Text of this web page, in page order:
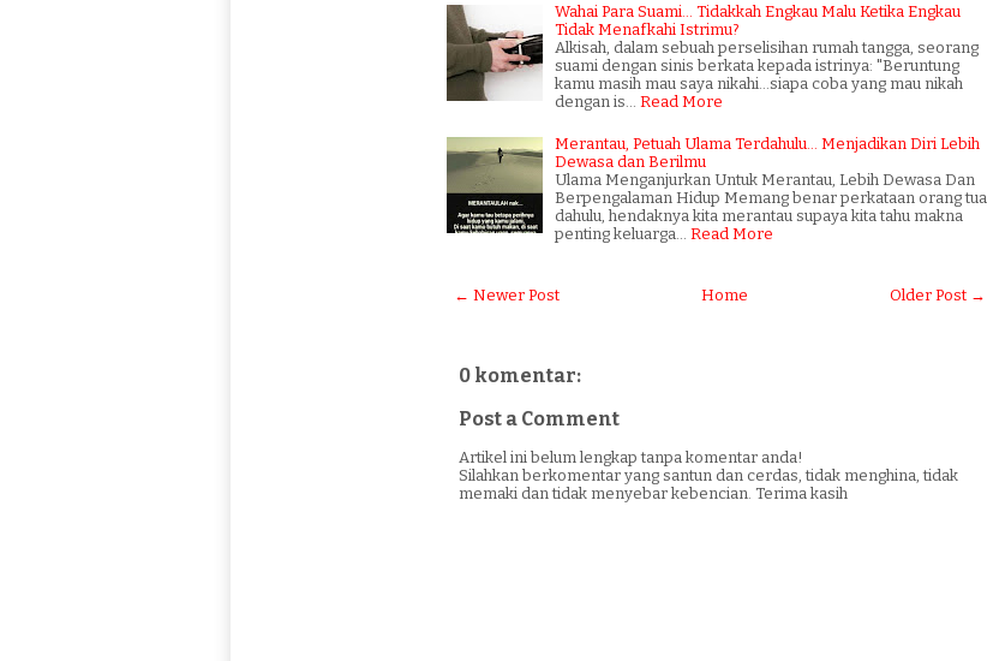
Wahai Para Suami... Tidakkah Engkau Malu Ketika Engkau
Tidak Menafkahi Istrimu?
Alkisah, dalam sebuah perselisihan rumah tangga, seorang
suami dengan sinis berkata kepada istrinya: "Beruntung
kamu masih mau saya nikahi...siapa coba yang mau nikah
dengan is…
Read More
Merantau, Petuah Ulama Terdahulu... Menjadikan Diri Lebih
Dewasa dan Berilmu
Ulama Menganjurkan Untuk Merantau, Lebih Dewasa Dan
Berpengalaman Hidup Memang benar perkataan orang tua
dahulu, hendaknya kita merantau supaya kita tahu makna
penting keluarga…
Read More
← Newer Post Older Post →
Home
0 komentar:
Post a Comment
Artikel ini belum lengkap tanpa komentar anda!
Silahkan berkomentar yang santun dan cerdas, tidak menghina, tidak
memaki dan tidak menyebar kebencian. Terima kasih